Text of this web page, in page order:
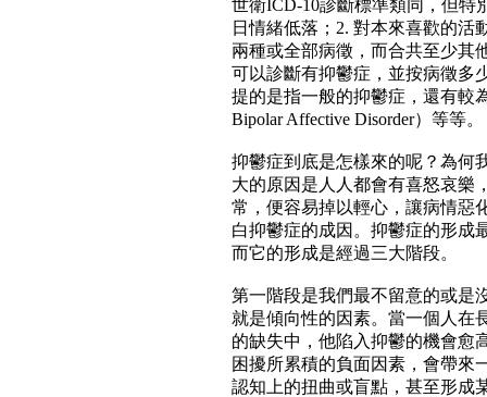
世衛ICD-10診斷標準類同，但特
日情緒低落；2. 對本來喜歡的活
兩種或全部病徵，而合共至少其
可以診斷有抑鬱症，並按病徵多
提的是指一般的抑鬱症，還有較
Bipolar Affective Disorder）等等。
抑鬱症到底是怎樣來的呢？為何
大的原因是人人都會有喜怒哀樂
常，便容易掉以輕心，讓病情惡
白抑鬱症的成因。抑鬱症的形成
而它的形成是經過三大階段。
第一階段是我們最不留意的或是
就是傾向性的因素。當一個人在
的缺失中，他陷入抑鬱的機會愈
困擾所累積的負面因素，會帶來
認知上的扭曲或盲點，甚至形成